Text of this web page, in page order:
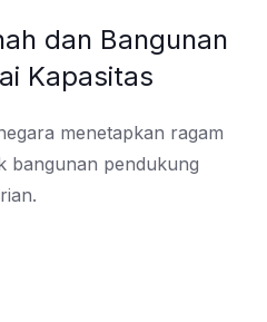
dan Bangunan
Kapasitas
menetapkan ragam
bangunan pendukung